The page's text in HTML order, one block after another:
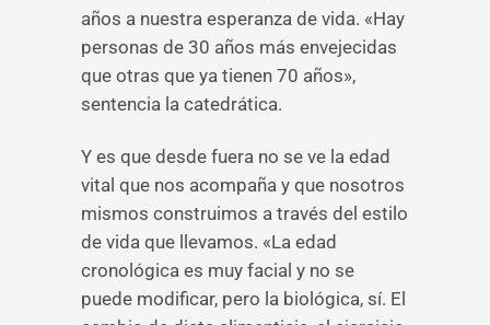
años a nuestra esperanza de vida. «Hay
personas de 30 años más envejecidas
que otras que ya tienen 70 años»,
sentencia la catedrática.
Y es que desde fuera no se ve la edad
vital que nos acompaña y que nosotros
mismos construimos a través del estilo
de vida que llevamos. «La edad
cronológica es muy facial y no se
puede modificar, pero la biológica, sí. El